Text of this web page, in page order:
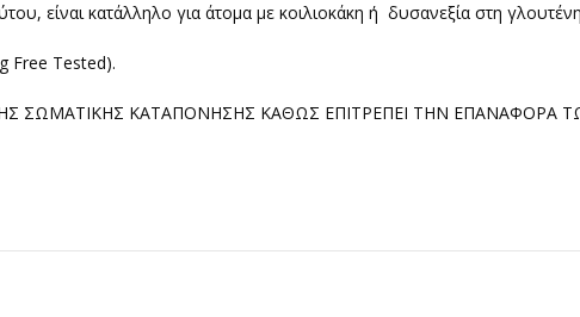
είναι κατάλληλο για άτομα με κοιλιοκάκη ή δυσανεξία στη
Free Tested).
ΣΩΜΑΤΙΚΗΣ ΚΑΤΑΠΟΝΗΣΗΣ ΚΑΘΩΣ ΕΠΙΤΡΕΠΕΙ ΤΗΝ ΕΠΑΝΑΦΟΡΑ